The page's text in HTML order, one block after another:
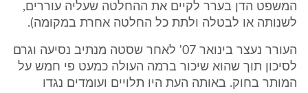
המשפט הדן בערר לקיים את ההחלטה שעליה עוררים,
לשנותה או לבטלה ולתת כל החלטה אחרת במקומה).
העורר נעצר בינואר 07' לאחר שסטה מנתיב נסיעה וגרם
לסיכון תוך שהוא שיכור ברמה העולה כמעט פי חמש על
המותר בחוק. באותה העת היו תלויים ועומדים נגדו